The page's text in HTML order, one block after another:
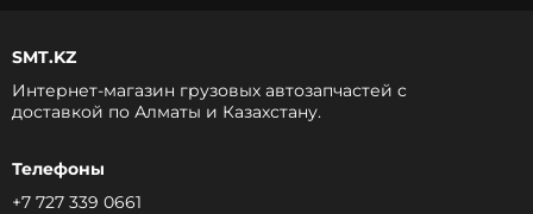
SMT.KZ
Интернет-магазин грузовых автозапчастей c
доставкой по Алматы и Казахстану.
Телефоны
+7 727 339 0661